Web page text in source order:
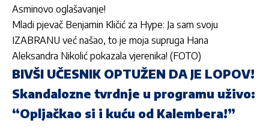
Asminovo oglašavanje!
Mladi pjevač Benjamin Kličić za Hype: Ja sam svoju
IZABRANU već našao, to je moja supruga Hana
Aleksandra Nikolić pokazala vjerenika! (FOTO)
BIVŠI UČESNIK OPTUŽEN DA JE LOPOV!
Skandalozne tvrdnje u programu uživo:
“Opljačkao si i kuću od Kalembera!”